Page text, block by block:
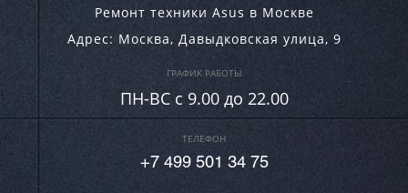
Ремонт техники Asus в Москве
Адрес: Москва, Давыдковская улица, 9
ГРАФИК РАБОТЫ
ПН-ВC c 9.00 до 22.00
ТЕЛЕФОН
+7 499 501 34 75